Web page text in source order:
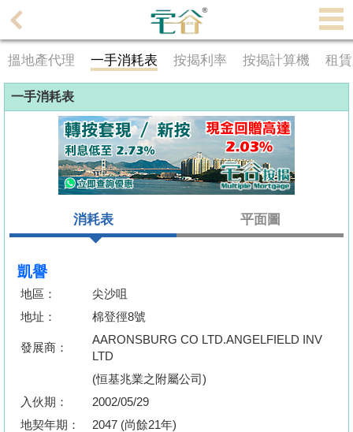
理
主
頁
主
放
盤
宅
谷
地
搵地產代理 一手消耗表 按揭利率 按揭計算機 租
一手消耗表
消耗表 平面圖
凱譽
地區：
尖沙咀
地址：
棉登徑8號
發展商：
AARONSBURG CO LTD.ANGELFIELD INV
LTD
(恒基兆業之附屬公司)
入伙期：
2002/05/29
地契年期：
2047 (尚餘21年)